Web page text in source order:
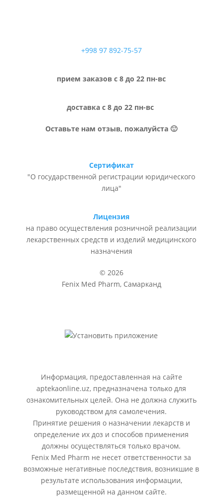
+998 97 892-75-57
прием заказов с 8 до 22 пн-вс
доставка с 8 до 22 пн-вс
Оставьте нам отзыв, пожалуйста 🙂
Сертификат
"О государственной регистрации юридического
лица"
Лицензия
на право осуществления розничной реализации
лекарственных средств и изделий медицинского
назначения
© 2026
Fenix Med Pharm, Самарканд
Информация, предоставленная на сайте
aptekaonline.uz, предназначена только для
ознакомительных целей. Она не должна служить
руководством для самолечения.
Принятие решения о назначении лекарств и
определение их доз и способов применения
должны осуществляться только врачом.
Fenix Med Pharm не несет ответственности за
возможные негативные последствия, возникшие в
результате использования информации,
размещенной на данном сайте.